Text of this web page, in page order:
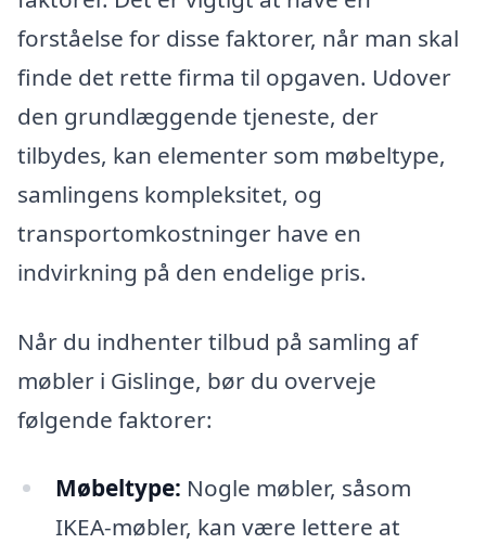
forståelse for disse faktorer, når man skal
finde det rette firma til opgaven. Udover
den grundlæggende tjeneste, der
tilbydes, kan elementer som møbeltype,
samlingens kompleksitet, og
transportomkostninger have en
indvirkning på den endelige pris.
Når du indhenter tilbud på samling af
møbler i Gislinge, bør du overveje
følgende faktorer:
Møbeltype: Nogle møbler, såsom
IKEA-møbler, kan være lettere at